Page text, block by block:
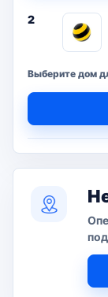
2
Выберите дом